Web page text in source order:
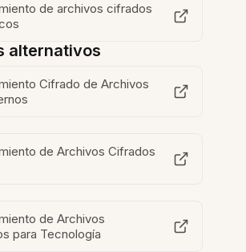
de archivos cifrados
alternativos
Cifrado de Archivos
de Archivos Cifrados
de Archivos
para Tecnología